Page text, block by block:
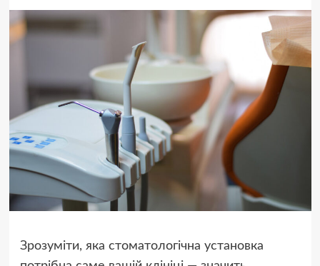
Зрозуміти, яка стоматологічна установка